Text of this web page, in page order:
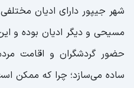
شهر جیپور دارای ادیان
مسیحی و دیگر ادیان بوده و
حضور گردشگران و اقامت
ساده می‌سازد؛ چرا که ممکن